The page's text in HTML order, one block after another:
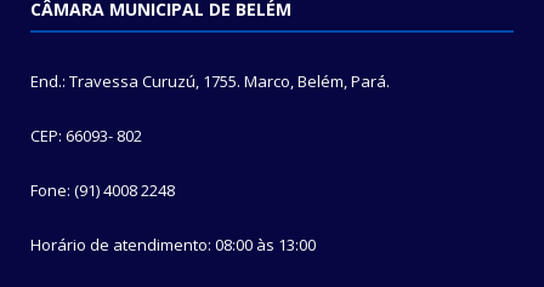
CÂMARA MUNICIPAL DE BELÉM
End.: Travessa Curuzú, 1755. Marco, Belém, Pará.
CEP: 66093- 802
Fone: (91) 4008 2248
Horário de atendimento: 08:00 às 13:00